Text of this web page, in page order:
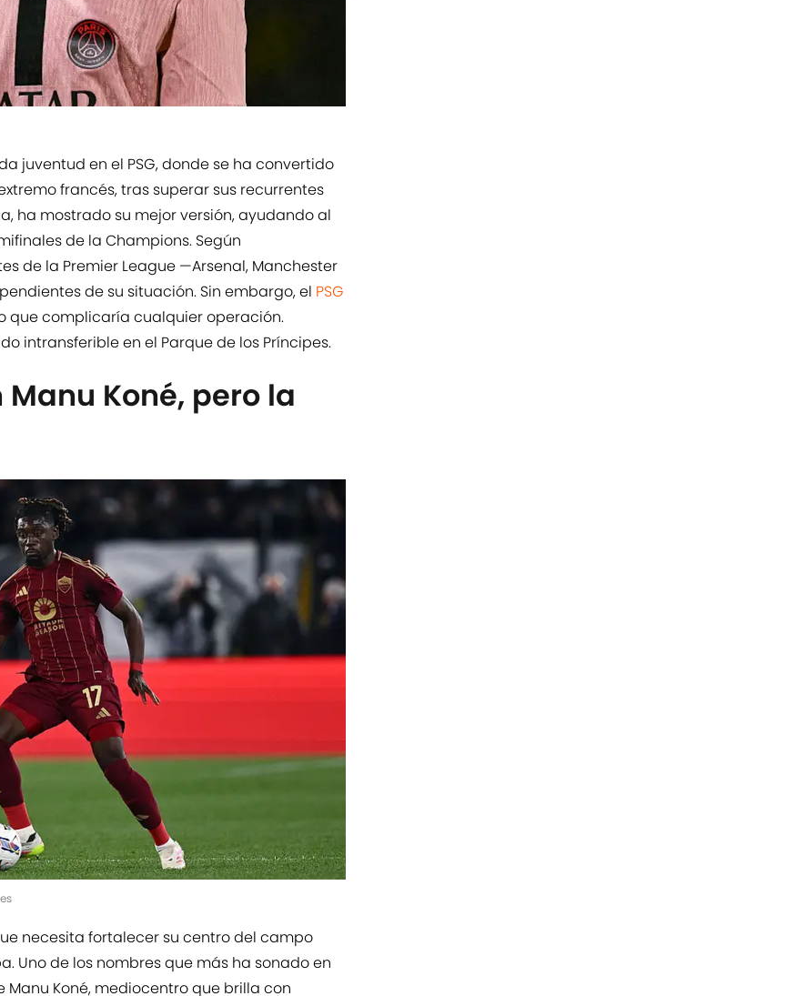
juventud en el PSG, donde se ha convertido
francés, tras superar sus recurrentes
ha mostrado su mejor versión, ayudando al
de la Champions. Según
de la Premier League —Arsenal, Manchester
de su situación. Sin embargo, el PSG
que complicaría cualquier operación.
intransferible en el Parque de los Príncipes.
Manu Koné, pero la
necesita fortalecer su centro del campo
Uno de los nombres que más ha sonado en
Koné, mediocentro que brilla con